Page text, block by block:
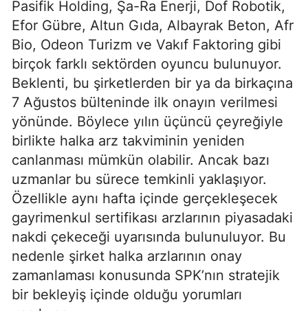
Pasifik Holding, Şa-Ra Enerji, Dof Robotik,
Efor Gübre, Altun Gıda, Albayrak Beton, Afr
Bio, Odeon Turizm ve Vakıf Faktoring gibi
birçok farklı sektörden oyuncu bulunuyor.
Beklenti, bu şirketlerden bir ya da birkaçına
7 Ağustos bülteninde ilk onayın verilmesi
yönünde. Böylece yılın üçüncü çeyreğiyle
birlikte halka arz takviminin yeniden
canlanması mümkün olabilir. Ancak bazı
uzmanlar bu sürece temkinli yaklaşıyor.
Özellikle aynı hafta içinde gerçekleşecek
gayrimenkul sertifikası arzlarının piyasadaki
nakdi çekeceği uyarısında bulunuluyor. Bu
nedenle şirket halka arzlarının onay
zamanlaması konusunda SPK’nın stratejik
bir bekleyiş içinde olduğu yorumları